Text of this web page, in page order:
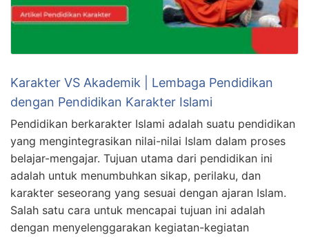
Karakter VS Akademik | Lembaga Pendidikan
dengan Pendidikan Karakter Islami
Pendidikan berkarakter Islami adalah suatu pendidikan
yang mengintegrasikan nilai-nilai Islam dalam proses
belajar-mengajar. Tujuan utama dari pendidikan ini
adalah untuk menumbuhkan sikap, perilaku, dan
karakter seseorang yang sesuai dengan ajaran Islam.
Salah satu cara untuk mencapai tujuan ini adalah
dengan menyelenggarakan kegiatan-kegiatan